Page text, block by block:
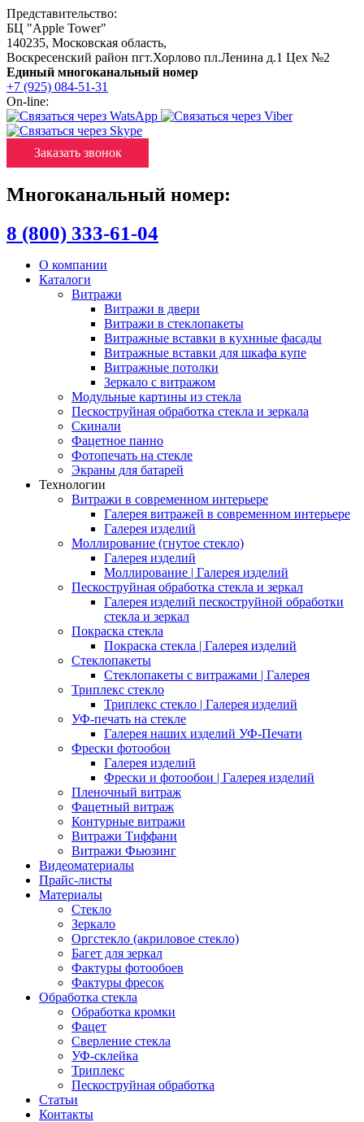
Представительство:
БЦ "Apple Tower"
140235, Московская область,
Воскресенский район пгт.Хорлово пл.Ленина д.1 Цех №2
Единый многоканальный номер
+7 (925) 084-51-31
On-line:
Заказать звонок
Многоканальный номер:
8 (800) 333-61-04
О компании
Каталоги
Витражи
Витражи в двери
Витражи в стеклопакеты
Витражные вставки в кухнные фасады
Витражные вставки для шкафа купе
Витражные потолки
Зеркало с витражом
Модульные картины из стекла
Пескоструйная обработка стекла и зеркала
Скинали
Фацетное панно
Фотопечать на стекле
Экраны для батарей
Технологии
Витражи в современном интерьере
Галерея витражей в современном интерьере
Галерея изделий
Моллирование (гнутое стекло)
Галерея изделий
Моллирование | Галерея изделий
Пескоструйная обработка стекла и зеркал
Галерея изделий пескоструйной обработки
стекла и зеркал
Покраска стекла
Покраска стекла | Галерея изделий
Стеклопакеты
Стеклопакеты с витражами | Галерея
Триплекс стекло
Триплекс стекло | Галерея изделий
УФ-печать на стекле
Галерея наших изделий УФ-Печати
Фрески фотообои
Галерея изделий
Фрески и фотообои | Галерея изделий
Пленочный витраж
Фацетный витраж
Контурные витражи
Витражи Тиффани
Витражи Фьюзинг
Видеоматериалы
Прайс-листы
Материалы
Стекло
Зеркало
Оргстекло (акриловое стекло)
Багет для зеркал
Фактуры фотообоев
Фактуры фресок
Обработка стекла
Обработка кромки
Фацет
Сверление стекла
УФ-склейка
Триплекс
Пескоструйная обработка
Статьи
Контакты